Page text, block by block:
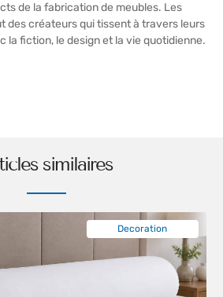
de la fabrication de meubles. Les
des créateurs qui tissent à travers leurs
la fiction, le design et la vie quotidienne.
similaires
Decoration